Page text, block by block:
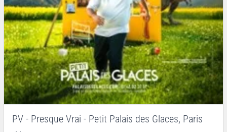
PV - Presque Vrai - Petit Palais des Glaces, Paris